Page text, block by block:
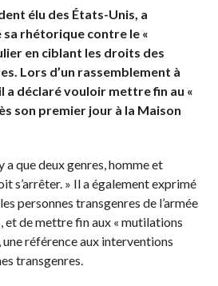
élu des États-Unis, a
rhétorique contre le «
en ciblant les droits des
Lors d’un rassemblement à
a déclaré vouloir mettre fin au «
son premier jour à la Maison
a que deux genres, homme et
s’arrêter. » Il a également exprimé
personnes transgenres de l’armée
et de mettre fin aux « mutilations
une référence aux interventions
transgenres.